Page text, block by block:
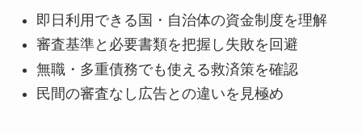
即日利用できる国・自治体の資金制度を理解
審査基準と必要書類を把握し失敗を回避
無職・多重債務でも使える救済策を確認
民間の審査なし広告との違いを見極め